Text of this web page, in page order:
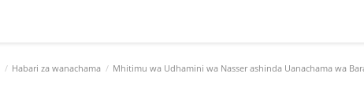
Habari za wanachama Mhitimu wa Udhamini wa Nasser ashinda Uanachama wa